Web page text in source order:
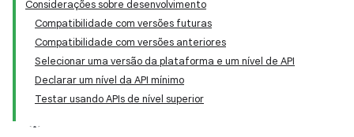
Considerações sobre desenvolvimento
Compatibilidade com versões futuras
Compatibilidade com versões anteriores
Selecionar uma versão da plataforma e um nível de API
Declarar um nível da API mínimo
Testar usando APIs de nível superior